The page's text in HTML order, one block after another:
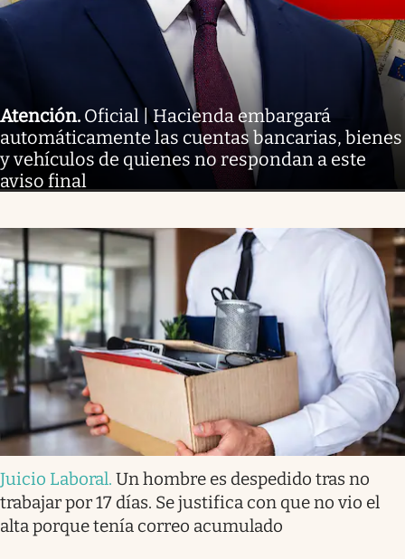
Atención. Oficial | Hacienda embargará
automáticamente las cuentas bancarias, bienes
y vehículos de quienes no respondan a este
aviso final
Juicio Laboral. Un hombre es despedido tras no
trabajar por 17 días. Se justifica con que no vio el
alta porque tenía correo acumulado